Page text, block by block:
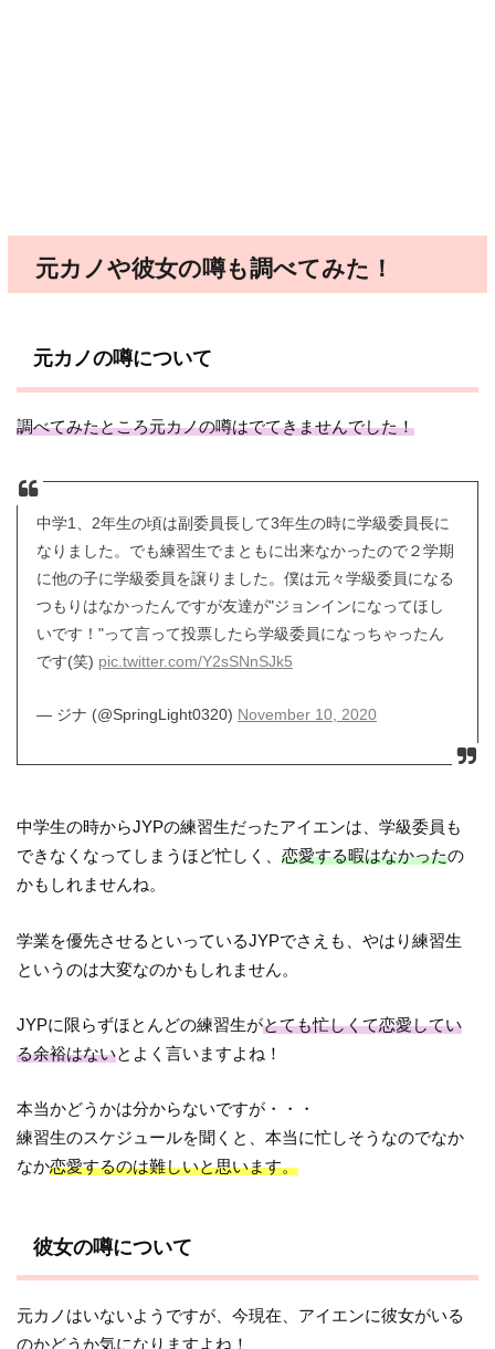
元カノや彼女の噂も調べてみた！
元カノの噂について
調べてみたところ元カノの噂はでてきませんでした！
中学1、2年生の頃は副委員長して3年生の時に学級委員長に
なりました。でも練習生でまともに出来なかったので２学期
に他の子に学級委員を譲りました。僕は元々学級委員になる
つもりはなかったんですが友達が"ジョンインになってほし
いです！"って言って投票したら学級委員になっちゃったん
です(笑) pic.twitter.com/Y2sSNnSJk5
— ジナ (@SpringLight0320) November 10, 2020
中学生の時からJYPの練習生だったアイエンは、学級委員も
できなくなってしまうほど忙しく、恋愛する暇はなかったの
かもしれませんね。
学業を優先させるといっているJYPでさえも、やはり練習生
というのは大変なのかもしれません。
JYPに限らずほとんどの練習生がとても忙しくて恋愛してい
る余裕はないとよく言いますよね！
本当かどうかは分からないですが・・・
練習生のスケジュールを聞くと、本当に忙しそうなのでなか
なか恋愛するのは難しいと思います。
彼女の噂について
元カノはいないようですが、今現在、アイエンに彼女がいる
のかどうか気になりますよね！